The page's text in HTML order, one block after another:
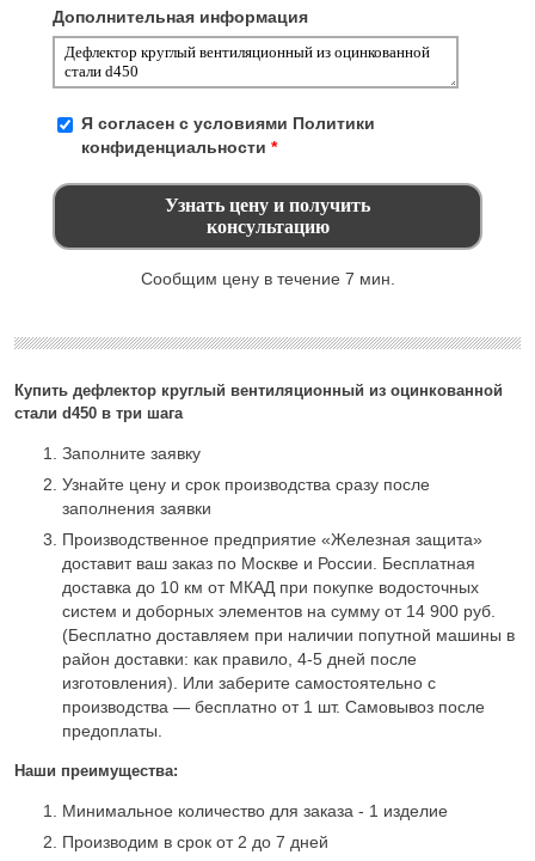
Купить дефлектор круглый вентиляционный из оцинкованной
стали d450 в три шага
Заполните заявку
Узнайте цену и срок производства сразу после
заполнения заявки
Производственное предприятие «Железная защита»
доставит ваш заказ по Москве и России. Бесплатная
доставка до 10 км от МКАД при покупке водосточных
систем и доборных элементов на сумму от 14 900 руб.
(Бесплатно доставляем при наличии попутной машины в
район доставки: как правило, 4-5 дней после
изготовления). Или заберите самостоятельно с
производства — бесплатно от 1 шт. Самовывоз после
предоплаты.
Наши преимущества:
Минимальное количество для заказа - 1 изделие
Производим в срок от 2 до 7 дней
Дополнительная информация
Я согласен с условиями Политики
конфиденциальности *
Сообщим цену в течение 7 мин.